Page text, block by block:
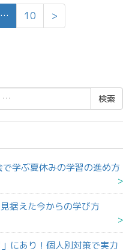
… 10 >
で学ぶ夏休みの学習の進め方
据えた今からの学び方
にあり！個人別対策で実力